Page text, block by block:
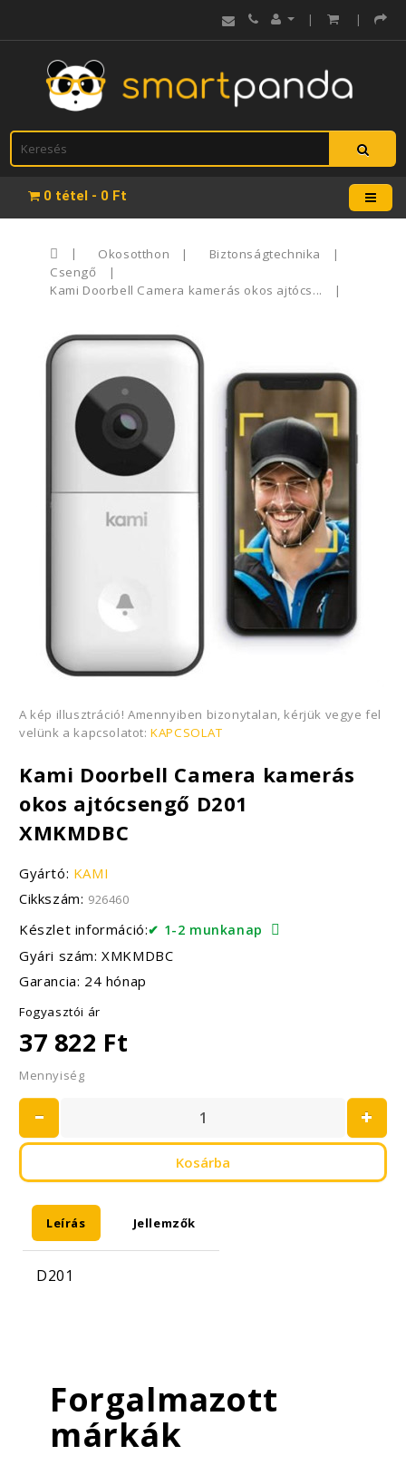
| |
0 tétel - 0 Ft
Okosotthon
Biztonságtechnika
Csengő
Kami Doorbell Camera kamerás okos ajtócs...
A kép illusztráció! Amennyiben bizonytalan, kérjük vegye fel
velünk a kapcsolatot:KAPCSOLAT
Kami Doorbell Camera kamerás
okos ajtócsengő D201
XMKMDBC
Gyártó: KAMI
Cikkszám: 926460
Készlet információ:✔ 1-2 munkanap
Gyári szám: XMKMDBC
Garancia: 24 hónap
Fogyasztói ár
37 822 Ft
Mennyiség
Kosárba
Leírás Jellemzők
D201
Forgalmazott
márkák